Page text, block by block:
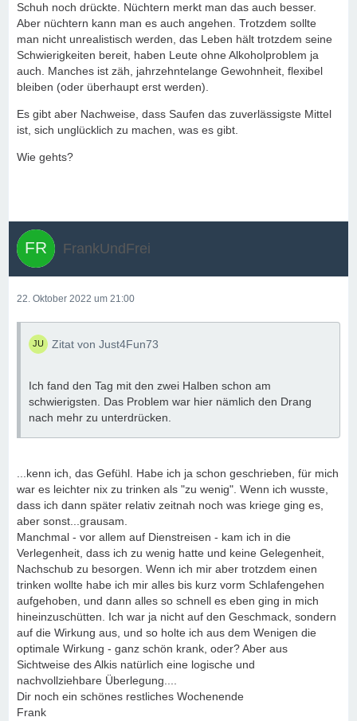
Schuh noch drückte. Nüchtern merkt man das auch besser.
Aber nüchtern kann man es auch angehen. Trotzdem sollte
man nicht unrealistisch werden, das Leben hält trotzdem seine
Schwierigkeiten bereit, haben Leute ohne Alkoholproblem ja
auch. Manches ist zäh, jahrzehntelange Gewohnheit, flexibel
bleiben (oder überhaupt erst werden).
Es gibt aber Nachweise, dass Saufen das zuverlässigste Mittel
ist, sich unglücklich zu machen, was es gibt.
Wie gehts?
FrankUndFrei
22. Oktober 2022 um 21:00
Zitat von Just4Fun73
Ich fand den Tag mit den zwei Halben schon am
schwierigsten. Das Problem war hier nämlich den Drang
nach mehr zu unterdrücken.
...kenn ich, das Gefühl. Habe ich ja schon geschrieben, für mich
war es leichter nix zu trinken als "zu wenig". Wenn ich wusste,
dass ich dann später relativ zeitnah noch was kriege ging es,
aber sonst...grausam.
Manchmal - vor allem auf Dienstreisen - kam ich in die
Verlegenheit, dass ich zu wenig hatte und keine Gelegenheit,
Nachschub zu besorgen. Wenn ich mir aber trotzdem einen
trinken wollte habe ich mir alles bis kurz vorm Schlafengehen
aufgehoben, und dann alles so schnell es eben ging in mich
hineinzuschütten. Ich war ja nicht auf den Geschmack, sondern
auf die Wirkung aus, und so holte ich aus dem Wenigen die
optimale Wirkung - ganz schön krank, oder? Aber aus
Sichtweise des Alkis natürlich eine logische und
nachvollziehbare Überlegung....
Dir noch ein schönes restliches Wochenende
Frank